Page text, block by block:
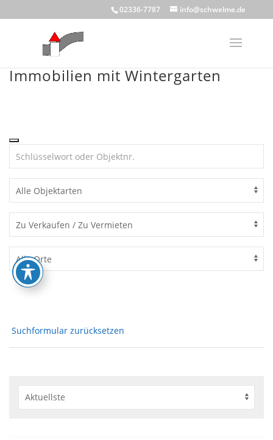
to
02336-7787 info@schwelme.de
Immobilien mit Wintergarten
Suchformular zurücksetzen